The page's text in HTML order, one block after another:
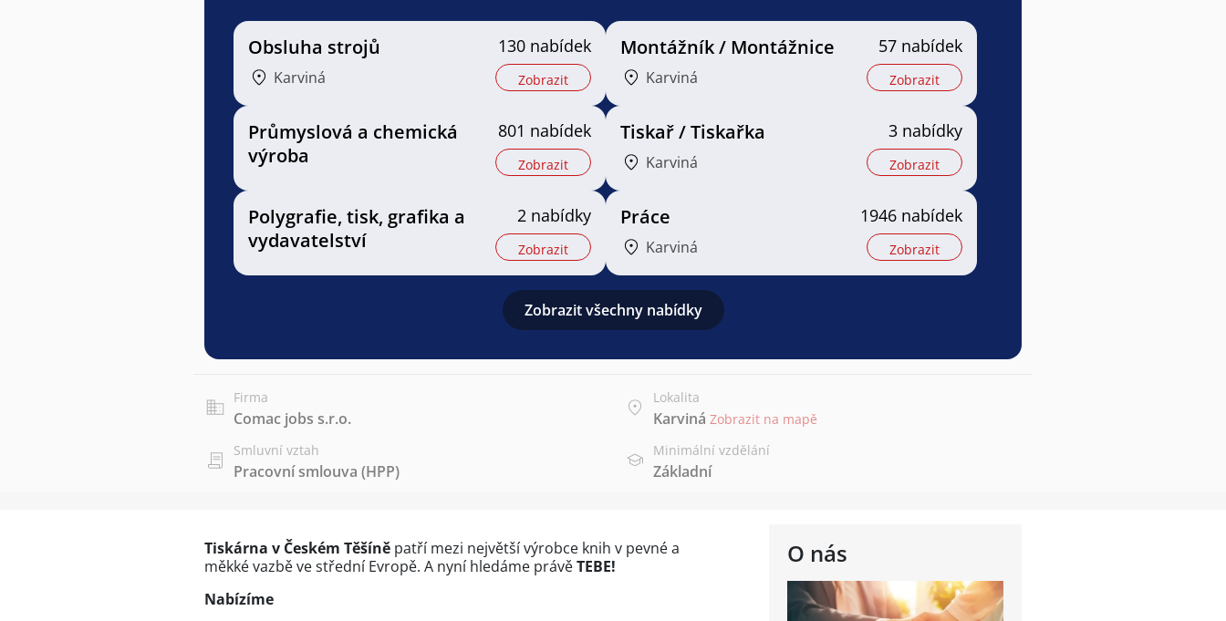
Obsluha strojů
Karviná
130 nabídek
Zobrazit
Montážník / Montážnice
Karviná
57 nabídek
Zobrazit
Průmyslová a chemická
výroba
801 nabídek
Zobrazit
Tiskař / Tiskařka
Karviná
3 nabídky
Zobrazit
Polygrafie, tisk, grafika a
vydavatelství
2 nabídky
Zobrazit
Práce
Karviná
1946 nabídek
Zobrazit
Zobrazit všechny nabídky
Firma
Comac jobs s.r.o.
Lokalita
Karviná Zobrazit na mapě
Smluvní vztah
Pracovní smlouva (HPP)
Minimální vzdělání
Základní
O nás
Tiskárna v Českém Těšíně patří mezi největší výrobce knih v pevné a
měkké vazbě ve střední Evropě. A nyní hledáme právěTEBE!
Nabízíme